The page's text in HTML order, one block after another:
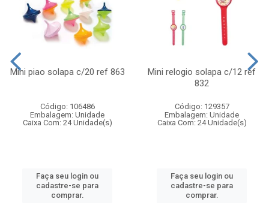
Mini piao solapa c/20 ref 863
Código: 106486
Embalagem: Unidade
Caixa Com: 24 Unidade(s)
Faça seu login ou
cadastre-se para
comprar.
Mini relogio solapa c/12 ref
832
Código: 129357
Embalagem: Unidade
Caixa Com: 24 Unidade(s)
Faça seu login ou
cadastre-se para
comprar.